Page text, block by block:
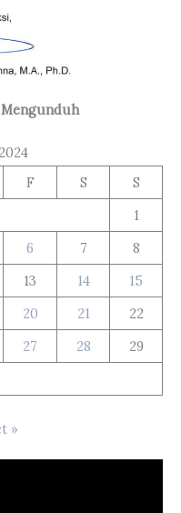
F S
S
1
6 7
8
13 14
15
20 21
22
27 28
29
»